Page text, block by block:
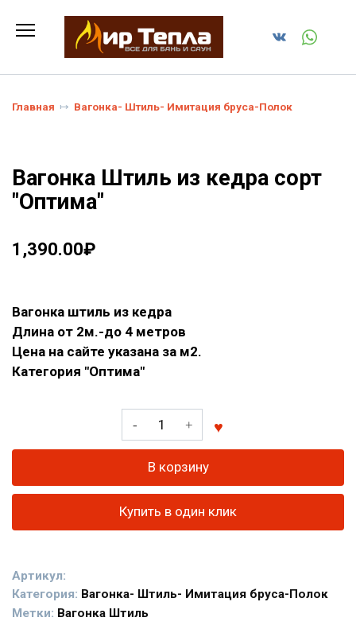
содержанию
Главная Вагонка- Штиль- Имитация бруса-Полок
Вагонка Штиль из кедра сорт
"Оптима"
1,390.00₽
Вагонка штиль из кедра
Длина от 2м.-до 4 метров
Цена на сайте указана за м2.
Категория "Оптима"
Количество
товара
из
кедра
В корзину
Купить в один клик
Артикул:
Категория: Вагонка- Штиль- Имитация бруса-Полок
Метки: Вагонка Штиль